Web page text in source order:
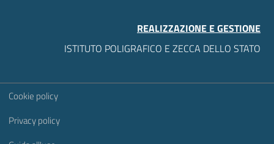
REALIZZAZIONE E GESTIONE
ISTITUTO POLIGRAFICO E ZECCA DELLO STATO
Sezione Link Utili
Cookie policy
Privacy policy